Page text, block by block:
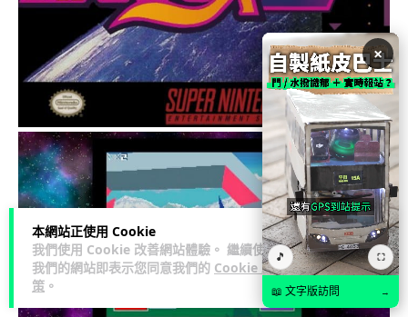
本網站正使用 Cookie
我們使用 Cookie 改善網站體驗。 繼續使用
我們的網站即表示您同意我們的 Cookie 政
策 。
×
🎵 ⛶
📖 文字版訪問 →